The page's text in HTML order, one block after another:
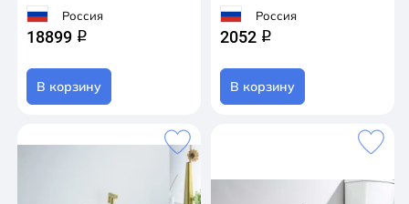
Россия
18899 q
В корзину
Россия
2052 q
В корзину